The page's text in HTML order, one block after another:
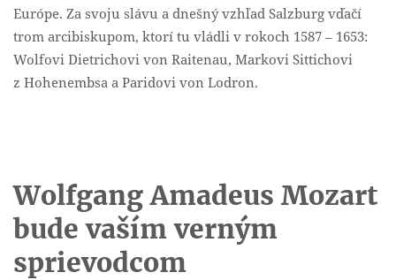
Európe. Za svoju slávu a dnešný vzhľad Salzburg vďačí
trom arcibiskupom, ktorí tu vládli v rokoch 1587 – 1653:
Wolfovi Dietrichovi von Raitenau, Markovi Sittichovi
z Hohenembsa a Paridovi von Lodron.
Wolfgang Amadeus Mozart
bude vaším verným
sprievodcom